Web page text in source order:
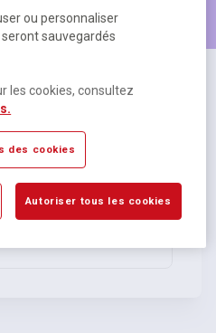
plus populaires
pages Seyes 17x22 cm
ou personnaliser
sauvegardés
les cookies, consultez
des cookies
Autoriser tous les cookies